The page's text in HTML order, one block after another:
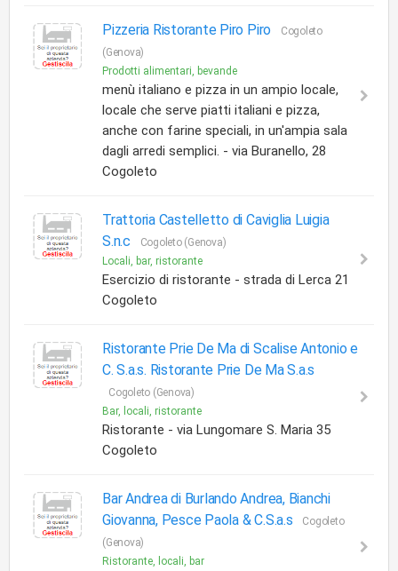
Pizzeria Ristorante Piro Piro
Cogoleto
(Genova)
Prodotti alimentari, bevande
menù italiano e pizza in un ampio locale,
locale che serve piatti italiani e pizza,
anche con farine speciali, in un'ampia sala
dagli arredi semplici. - via Buranello, 28
Cogoleto
Trattoria Castelletto di Caviglia Luigia
S.n.c
Cogoleto (Genova)
Locali, bar, ristorante
Esercizio di ristorante - strada di Lerca 21
Cogoleto
Ristorante Prie De Ma di Scalise Antonio e
C. S.a.s. Ristorante Prie De Ma S.a.s
Cogoleto (Genova)
Bar, locali, ristorante
Ristorante - via Lungomare S. Maria 35
Cogoleto
Bar Andrea di Burlando Andrea, Bianchi
Giovanna, Pesce Paola & C.S.a.s
Cogoleto
(Genova)
Ristorante, locali, bar